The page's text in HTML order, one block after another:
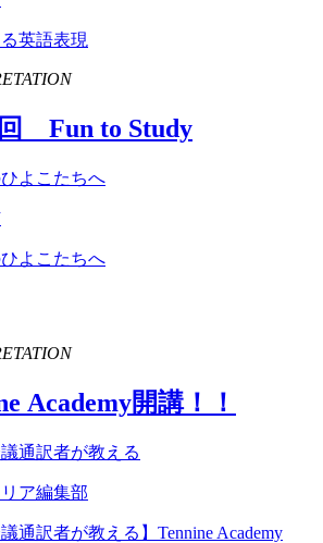
英語表現
回 Fun to Study
よこたちへ
よこたちへ
Academy開講！！
議通訳者が教える
ア編集部
議通訳者が教える】Tennine Academy